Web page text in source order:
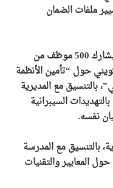
ملفات الضمان
وفي مجال الرقمنة والأمن المعلوماتي، سيشارك 500 موظف من
حول “تأمين الأنظمة
بالتنسيق مع المديرية
السيبرانية
نفسه.
بالتنسيق مع المدرسة
المعايير والتقنيات